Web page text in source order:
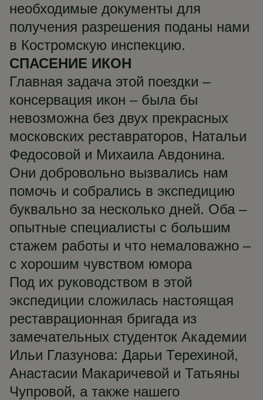
необходимые документы для
получения разрешения поданы нами
в Костромскую инспекцию.
СПАСЕНИЕ ИКОН
Главная задача этой поездки –
консервация икон – была бы
невозможна без двух прекрасных
московских реставраторов, Натальи
Федосовой и Михаила Авдонина.
Они добровольно вызвались нам
помочь и собрались в экспедицию
буквально за несколько дней. Оба –
опытные специалисты с большим
стажем работы и что немаловажно –
с хорошим чувством юмора
Под их руководством в этой
экспедиции сложилась настоящая
реставрационная бригада из
замечательных студенток Академии
Ильи Глазунова: Дарьи Терехиной,
Анастасии Макаричевой и Татьяны
Чупровой, а также нашего